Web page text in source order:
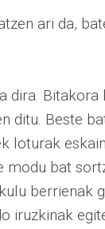
ari da,
dira. Bitakora
ditu. Beste
loturak
modu bat
berrienak
iruzkinak